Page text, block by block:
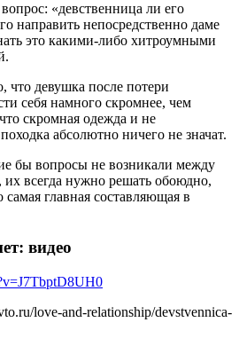
«девственница ли его
направить непосредственно даме
это какими-либо хитроумными
девушка после потери
себя намного скромнее, чем
скромная одежда и не
абсолютно ничего не значат.
бы вопросы не возникали между
всегда нужно решать обоюдно,
главная составляющая в
видео
love-and-relationship/devstvennica-